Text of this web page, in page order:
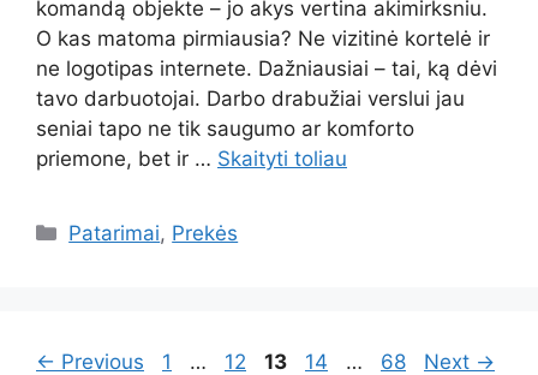
komandą objekte – jo akys vertina akimirksniu.
O kas matoma pirmiausia? Ne vizitinė kortelė ir
ne logotipas internete. Dažniausiai – tai, ką dėvi
tavo darbuotojai. Darbo drabužiai verslui jau
seniai tapo ne tik saugumo ar komforto
priemone, bet ir … Skaityti toliau
Kategorijos
Patarimai, Prekės
← Previous Page
1 … Page
12 Page
13 Page
14 … Page
68 Next →